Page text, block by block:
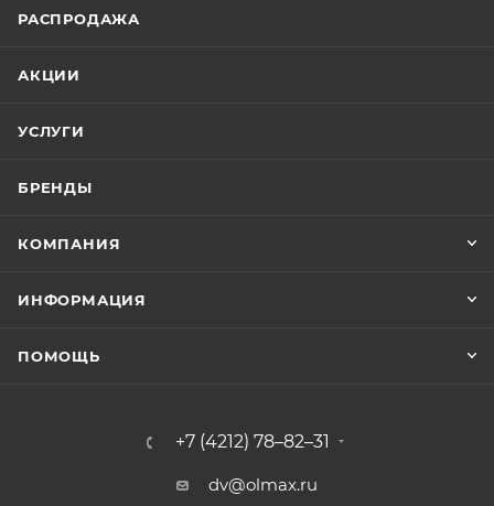
РАСПРОДАЖА
АКЦИИ
УСЛУГИ
БРЕНДЫ
КОМПАНИЯ
ИНФОРМАЦИЯ
ПОМОЩЬ
+7 (4212) 78–82–31
dv@olmax.ru